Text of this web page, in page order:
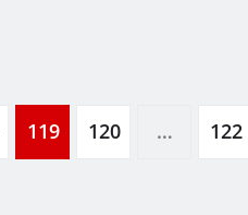
119 120 … 122